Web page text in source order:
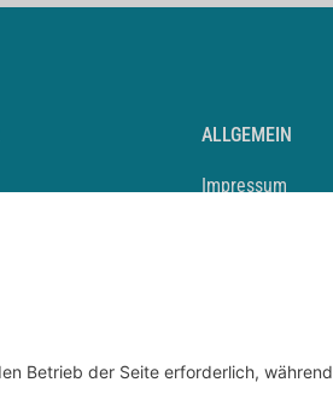
ALLGEMEIN
Impressum